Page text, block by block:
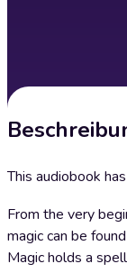
This audiobook
From the very
magic can be
Magic holds a